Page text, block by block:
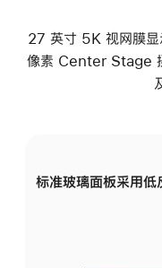
27 英寸 5K 视网膜显
像素 Center Stage 摄
标准玻璃面板采用低